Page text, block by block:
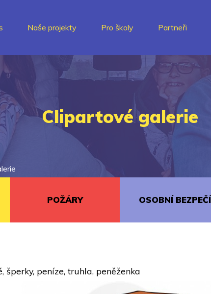
Naše projekty Pro školy Partneři
Clipartové galerie
POŽÁRY OSOBNÍ BEZPEČÍ
šperky, peníze, truhla, peněženka